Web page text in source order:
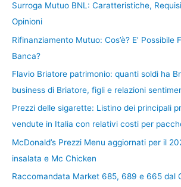
Surroga Mutuo BNL: Caratteristiche,
Opinioni
Rifinanziamento Mutuo: Cos’è? E’ Possibile
Banca?
Flavio Briatore patrimonio: quanti soldi ha
business di Briatore, figli e relazioni
Prezzi delle sigarette: Listino dei principali
vendute in Italia con relativi costi per
McDonald’s Prezzi Menu aggiornati per il
insalata e Mc Chicken
Raccomandata Market 685, 689 e 665 dal